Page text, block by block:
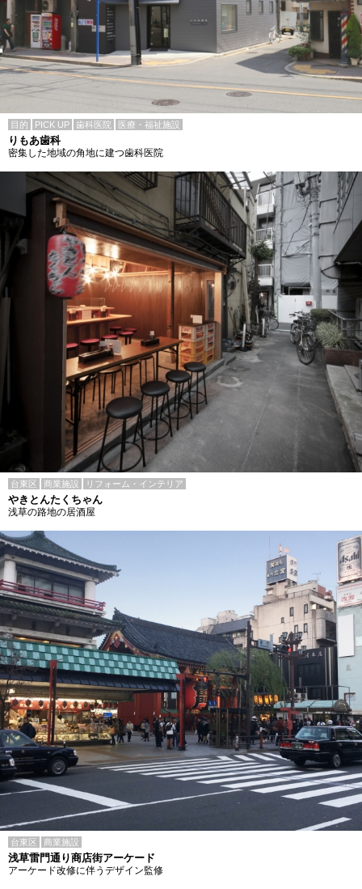
目的 PICK UP 歯科医院 医療・福祉施設
りもあ歯科
密集した地域の角地に建つ歯科医院
台東区 商業施設 リフォーム・インテリア
やきとんたくちゃん
浅草の路地の居酒屋
台東区 商業施設
浅草雷門通り商店街アーケード
アーケード改修に伴うデザイン監修